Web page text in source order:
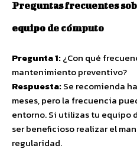
Preguntas frecuentes
equipo de cómputo
Pregunta 1:¿Con qué
mantenimiento preventivo?
Respuesta:Se recomienda
meses, pero la frecuencia
entorno. Si utilizas tu equipo
ser beneficioso realizar el
regularidad.